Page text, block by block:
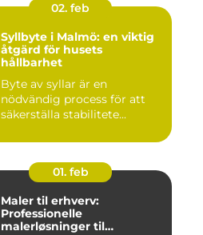
02. feb
Syllbyte i Malmö: en viktig
åtgärd för husets
hållbarhet
Byte av syllar är en
nödvändig process för att
säkerställa stabilitete...
01. feb
Maler til erhverv:
Professionelle
malerløsninger til